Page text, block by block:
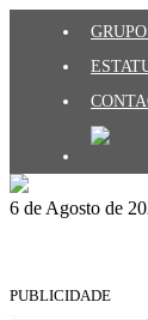
6 de Agosto de
PUBLICIDADE